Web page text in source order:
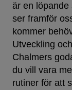
är en
ser framför
kommer
Utveckling
Chalmers
du vill vara
rutiner för att